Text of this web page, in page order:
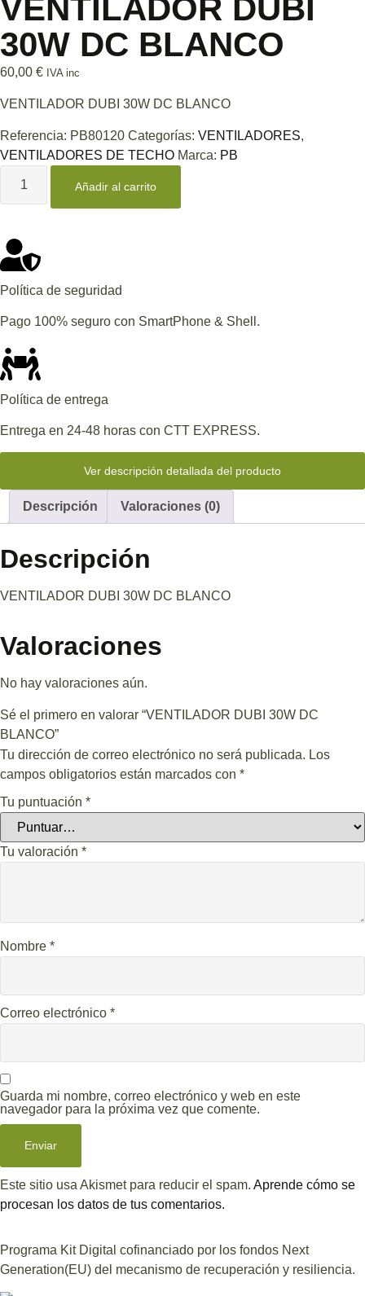
VENTILADOR DUBI
30W DC BLANCO
60,00 € IVA inc
VENTILADOR DUBI 30W DC BLANCO
Referencia: PB80120 Categorías: VENTILADORES,
VENTILADORES DE TECHO Marca: PB
Añadir al carrito
Política de seguridad
Pago 100% seguro con SmartPhone & Shell.
Política de entrega
Entrega en 24-48 horas con CTT EXPRESS.
Ver descripción detallada del producto
Descripción Valoraciones (0)
Descripción
VENTILADOR DUBI 30W DC BLANCO
Valoraciones
No hay valoraciones aún.
Sé el primero en valorar “VENTILADOR DUBI 30W DC
BLANCO”
Tu dirección de correo electrónico no será publicada. Los
campos obligatorios están marcados con *
Tu puntuación *
Tu valoración *
Nombre *
Correo electrónico *
Guarda mi nombre, correo electrónico y web en este
navegador para la próxima vez que comente.
Este sitio usa Akismet para reducir el spam. Aprende cómo se
procesan los datos de tus comentarios.
Programa Kit Digital cofinanciado por los fondos Next
Generation(EU) del mecanismo de recuperación y resiliencia.